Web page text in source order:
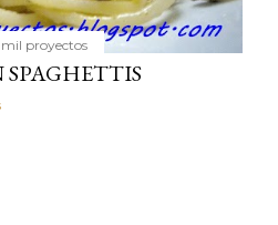
mil proyectos
SPAGHETTIS